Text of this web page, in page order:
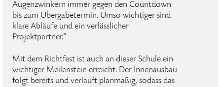
Augenzwinkern immer gegen den Countdown
bis zum Übergabetermin. Umso wichtiger sind
klare Abläufe und ein verlässlicher
Projektpartner.“
Mit dem Richtfest ist auch an dieser Schule ein
wichtiger Meilenstein erreicht. Der Innenausbau
folgt bereits und verläuft planmäßig, sodass das